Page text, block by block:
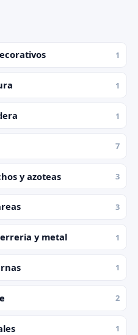
1
1
1
7
y azoteas 3
3
y metal 1
1
2
1